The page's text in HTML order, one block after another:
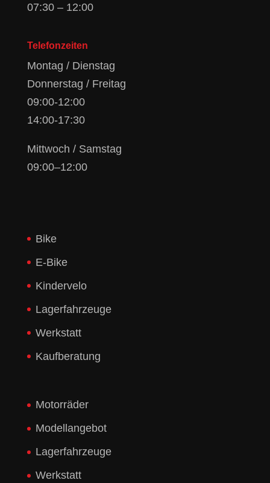
07:30 – 12:00
Telefonzeiten
Montag / Dienstag
Donnerstag / Freitag
09:00-12:00
14:00-17:30
Mittwoch / Samstag
09:00–12:00
Bike
E-Bike
Kindervelo
Lagerfahrzeuge
Werkstatt
Kaufberatung
Motorräder
Modellangebot
Lagerfahrzeuge
Werkstatt